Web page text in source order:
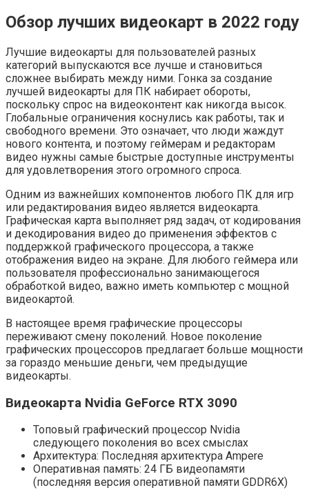
Обзор лучших видеокарт в 2022 году
Лучшие видеокарты для пользователей разных
категорий выпускаются все лучше и становиться
сложнее выбирать между ними. Гонка за создание
лучшей видеокарты для ПК набирает обороты,
поскольку спрос на видеоконтент как никогда высок.
Глобальные ограничения коснулись как работы, так и
свободного времени. Это означает, что люди жаждут
нового контента, и поэтому геймерам и редакторам
видео нужны самые быстрые доступные инструменты
для удовлетворения этого огромного спроса.
Одним из важнейших компонентов любого ПК для игр
или редактирования видео является видеокарта.
Графическая карта выполняет ряд задач, от кодирования
и декодирования видео до применения эффектов с
поддержкой графического процессора, а также
отображения видео на экране. Для любого геймера или
пользователя профессионально занимающегося
обработкой видео, важно иметь компьютер с мощной
видеокартой.
В настоящее время графические процессоры
переживают смену поколений. Новое поколение
графических процессоров предлагает больше мощности
за гораздо меньшие деньги, чем предыдущие
видеокарты.
Видеокарта Nvidia GeForce RTX 3090
Топовый графический процессор Nvidia
следующего поколения во всех смыслах
Архитектура: Последняя архитектура Ampere
Оперативная память: 24 ГБ видеопамяти
(последняя версия оперативной памяти GDDR6X)